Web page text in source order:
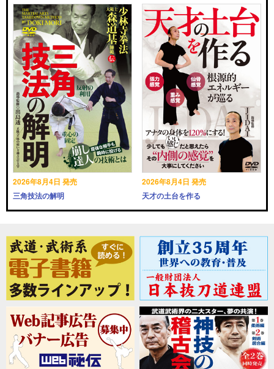
2026年8月4日 発売
三角技法の解明
2026年8月4日 発売
天才の土台を作る